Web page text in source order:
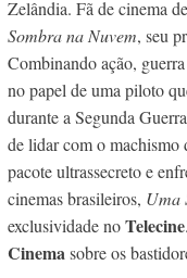
Zelândia. Fã de cinema
Sombra na Nuvem, seu
Combinando ação,
no papel de uma piloto
durante a Segunda
de lidar com o machismo
pacote ultrassecreto e
cinemas brasileiros, Uma
exclusividade noTelecine
Cinema sobre os